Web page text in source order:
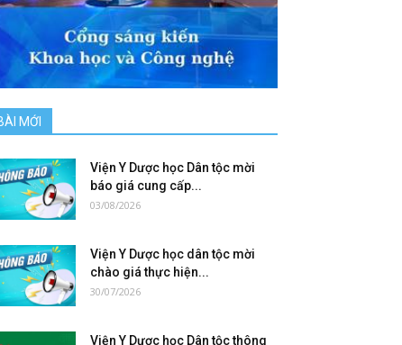
MỚI
Viện Y Dược học Dân tộc mời
báo giá cung cấp...
03/08/2026
Viện Y Dược học dân tộc mời
chào giá thực hiện...
30/07/2026
Viện Y Dược học Dân tộc thông